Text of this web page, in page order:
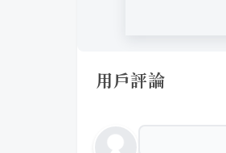
用戶評論